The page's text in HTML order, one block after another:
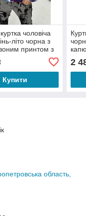
чоловіча
літо чорна з
принтом з
Купити
2
область,